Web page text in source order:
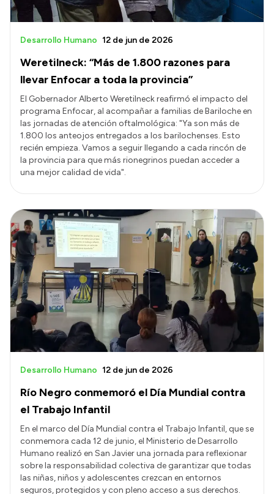
Weretilneck: “Más de 1.800 razones para
llevar Enfocar a toda la provincia”
Desarrollo Humano 12 de jun de 2026
El Gobernador Alberto Weretilneck reafirmó el impacto del
programa Enfocar, al acompañar a familias de Bariloche en
las jornadas de atención oftalmológica: "Ya son más de
1.800 los anteojos entregados a los barilochenses. Esto
recién empieza. Vamos a seguir llegando a cada rincón de
la provincia para que más rionegrinos puedan acceder a
una mejor calidad de vida".
Río Negro conmemoró el Día Mundial contra
el Trabajo Infantil
Desarrollo Humano 12 de jun de 2026
En el marco del Día Mundial contra el Trabajo Infantil, que se
conmemora cada 12 de junio, el Ministerio de Desarrollo
Humano realizó en San Javier una jornada para reflexionar
sobre la responsabilidad colectiva de garantizar que todas
las niñas, niños y adolescentes crezcan en entornos
seguros, protegidos y con pleno acceso a sus derechos.